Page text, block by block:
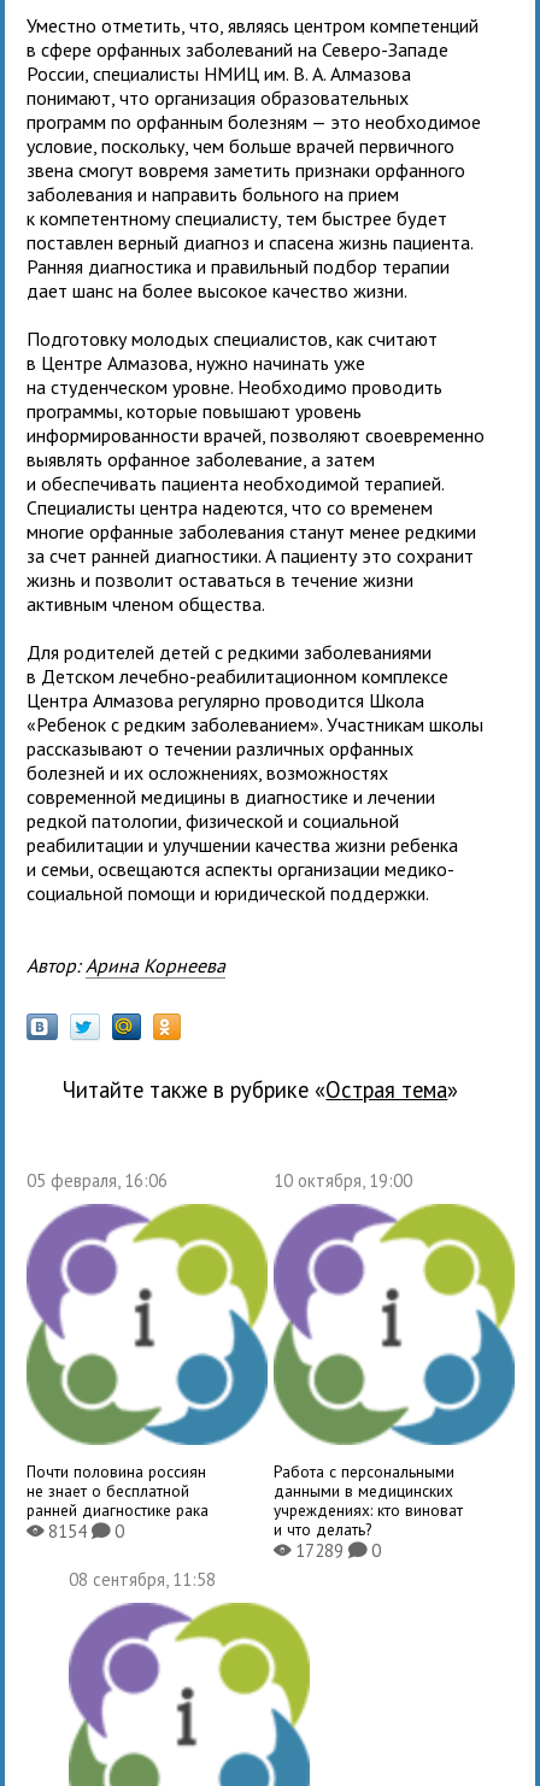
Уместно отметить, что, являясь центром компетенций
в сфере орфанных заболеваний на Северо-Западе
России, специалисты НМИЦ им. В. А. Алмазова
понимают, что организация образовательных
программ по орфанным болезням — это необходимое
условие, поскольку, чем больше врачей первичного
звена смогут вовремя заметить признаки орфанного
заболевания и направить больного на прием
к компетентному специалисту, тем быстрее будет
поставлен верный диагноз и спасена жизнь пациента.
Ранняя диагностика и правильный подбор терапии
дает шанс на более высокое качество жизни.
Подготовку молодых специалистов, как считают
в Центре Алмазова, нужно начинать уже
на студенческом уровне. Необходимо проводить
программы, которые повышают уровень
информированности врачей, позволяют своевременно
выявлять орфанное заболевание, а затем
и обеспечивать пациента необходимой терапией.
Специалисты центра надеются, что со временем
многие орфанные заболевания станут менее редкими
за счет ранней диагностики. А пациенту это сохранит
жизнь и позволит оставаться в течение жизни
активным членом общества.
Для родителей детей с редкими заболеваниями
в Детском лечебно-реабилитационном комплексе
Центра Алмазова регулярно проводится Школа
«Ребенок с редким заболеванием». Участникам школы
рассказывают о течении различных орфанных
болезней и их осложнениях, возможностях
современной медицины в диагностике и лечении
редкой патологии, физической и социальной
реабилитации и улучшении качества жизни ребенка
и семьи, освещаются аспекты организации медико-
социальной помощи и юридической поддержки.
Автор: Арина Корнеева
Читайте также в рубрике « Острая тема»
05 февраля, 16:06
Почти половина россиян
не знает о бесплатной
ранней диагностике рака
X8154K0
10 октября, 19:00
Работа с персональными
данными в медицинских
учреждениях: кто виноват
и что делать?
X17289 K0
08 сентября, 11:58